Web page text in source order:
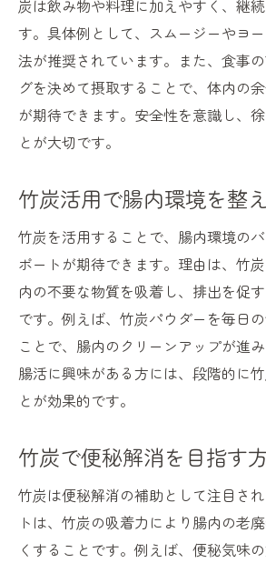
炭は飲み物や料理に加えやすく、継
す。具体例として、スムージーやヨ
法が推奨されています。また、食事
グを決めて摂取することで、体内の
が期待できます。安全性を意識し、
とが大切です。
竹炭活用で腸内環境を整
竹炭を活用することで、腸内環境の
ポートが期待できます。理由は、竹
内の不要な物質を吸着し、排出を促
です。例えば、竹炭パウダーを毎日
ことで、腸内のクリーンアップが進
腸活に興味がある方には、段階的に
とが効果的です。
竹炭で便秘解消を目指す
竹炭は便秘解消の補助として注目さ
トは、竹炭の吸着力により腸内の老
くすることです。例えば、便秘気味